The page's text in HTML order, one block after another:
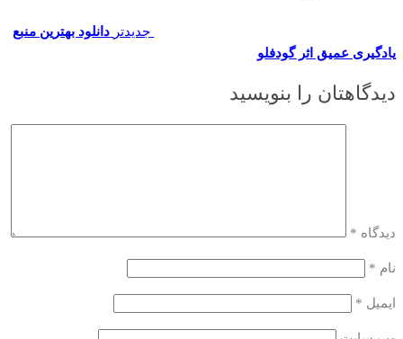
جدیدتر دانلود بهترین منبع
یادگیری عمیق اثر گودفلو
دیدگاهتان را بنویسید
دیدگاه *
نام *
ایمیل *